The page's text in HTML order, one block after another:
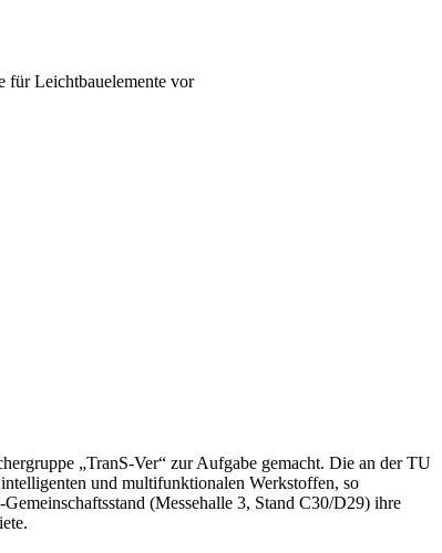
für Leichtbauelemente vor
„TranS-Ver“ zur Aufgabe gemacht. Die an der TU
und multifunktionalen Werkstoffen, so
(Messehalle 3, Stand C30/D29) ihre